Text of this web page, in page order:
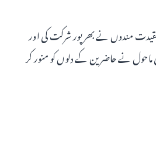
مندوں نے بھرپور شرکت کی اور
ماحول نے حاضرین کے دلوں کو منور کر